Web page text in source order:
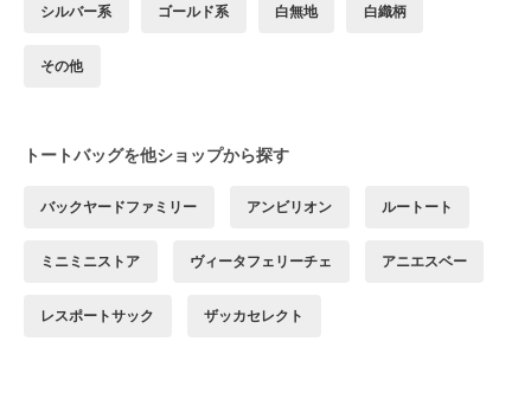
シルバー系 ゴールド系 白無地 白織柄
その他
トートバッグを他ショップから探す
バックヤードファミリー アンビリオン ルートート
ミニミニストア ヴィータフェリーチェ アニエスベー
レスポートサック ザッカセレクト